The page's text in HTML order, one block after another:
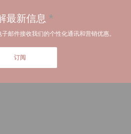
最新信息 *
邮件接收我们的个性化通讯和营销优惠。
订阅